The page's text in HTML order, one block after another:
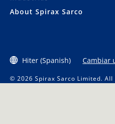
About Spirax Sarco
Hiter (Spanish) Cambiar
© 2026 Spirax Sarco Limited. All